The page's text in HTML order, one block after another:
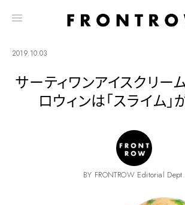
2019.10.03
サーティワンアイスクリー
ロウィンは「スライム」
BY FRONTROW Editorial Dept.